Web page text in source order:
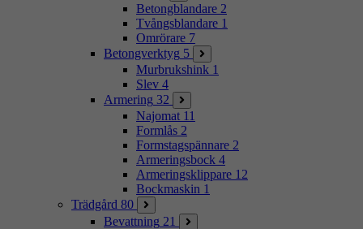
Betongblandare 2
Tvångsblandare 1
Omrörare 7
Betongverktyg 5
Murbrukshink 1
Slev 4
Armering 32
Najomat 11
Formlås 2
Formstagspännare 2
Armeringsbock 4
Armeringsklippare 12
Bockmaskin 1
Trädgård 80
Bevattning 21